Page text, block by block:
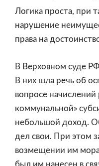
Логика проста, при
нарушение
права на
В Верховном суде
В них шла речь об
вопросе
коммунальной»
небольшой доход.
дел свои. При этом
возмещении им
был им нанесен в